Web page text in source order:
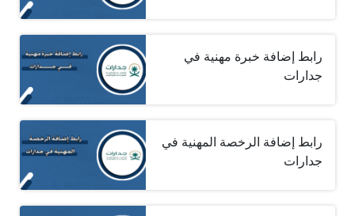
رابط إضافة خبرة مهنية في
جدارات
رابط إضافة الرخصة المهنية في
جدارات